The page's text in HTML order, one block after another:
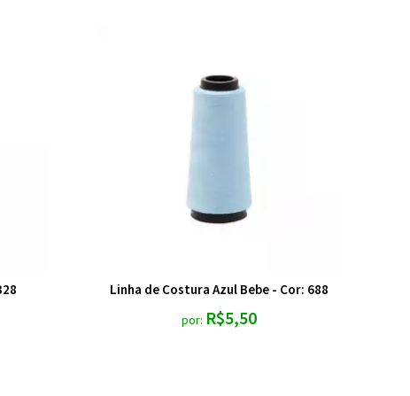
Linha de Costura Azul Bebe - Cor: 688
por: R$5,50